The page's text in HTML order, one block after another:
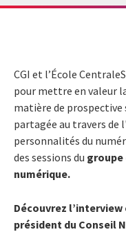
CGI et l’École
pour mettre en valeur
matière de prospective
partagée au travers de
personnalités du
des sessions du groupe
numérique.
Découvrez l’interview
président du Conseil